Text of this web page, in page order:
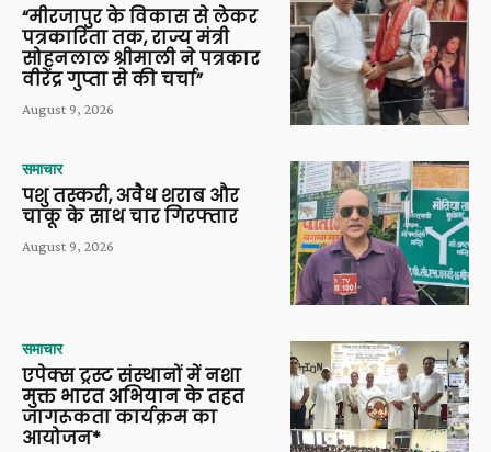
“मीरजापुर के विकास से लेकर
पत्रकारिता तक, राज्य मंत्री
सोहनलाल श्रीमाली ने पत्रकार
वीरेंद्र गुप्ता से की चर्चा”
August 9, 2026
समाचार
पशु तस्करी, अवैध शराब और
चाकू के साथ चार गिरफ्तार
August 9, 2026
समाचार
एपेक्स ट्रस्ट संस्थानों में नशा
मुक्त भारत अभियान के तहत
जागरूकता कार्यक्रम का
आयोजन*